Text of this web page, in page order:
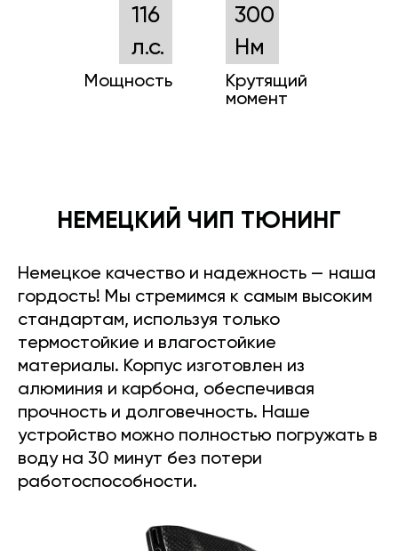
116
л.с.
Мощность
300
Нм
Крутящий
момент
НЕМЕЦКИЙ ЧИП ТЮНИНГ
Немецкое качество и надежность — наша
гордость! Мы стремимся к самым высоким
стандартам, используя только
термостойкие и влагостойкие
материалы. Корпус изготовлен из
алюминия и карбона, обеспечивая
прочность и долговечность. Наше
устройство можно полностью погружать в
воду на 30 минут без потери
работоспособности.